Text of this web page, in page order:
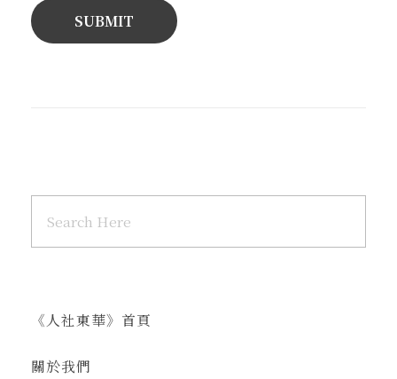
《人社東華》首頁
關於我們